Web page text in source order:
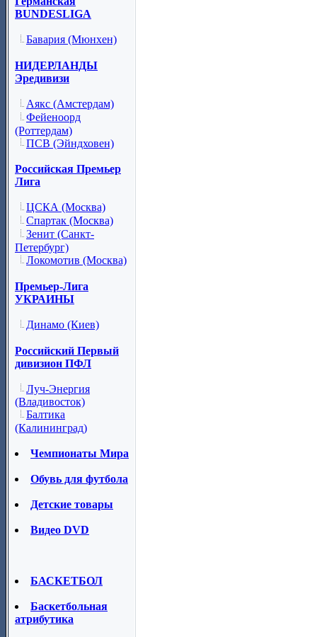
BUNDESLIGA
Бавария (Мюнхен)
НИДЕРЛАНДЫ
Эредивизи
Аякс (Амстердам)
Фейеноорд
(Роттердам)
ПСВ (Эйндховен)
Российская Премьер
Лига
ЦСКА (Москва)
Спартак (Москва)
Зенит (Санкт-
Петербург)
Локомотив (Москва)
Премьер-Лига
УКРАИНЫ
Динамо (Киев)
Российский Первый
дивизион ПФЛ
Луч-Энергия
(Владивосток)
Балтика
(Калининград)
Чемпионаты Мира
Обувь для футбола
Детские товары
Видео DVD
БАСКЕТБОЛ
Баскетбольная
атрибутика